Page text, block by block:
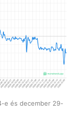
e és december 29-